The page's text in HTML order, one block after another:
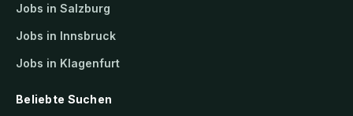
Jobs in Salzburg
Jobs in Innsbruck
Jobs in Klagenfurt
Beliebte Suchen